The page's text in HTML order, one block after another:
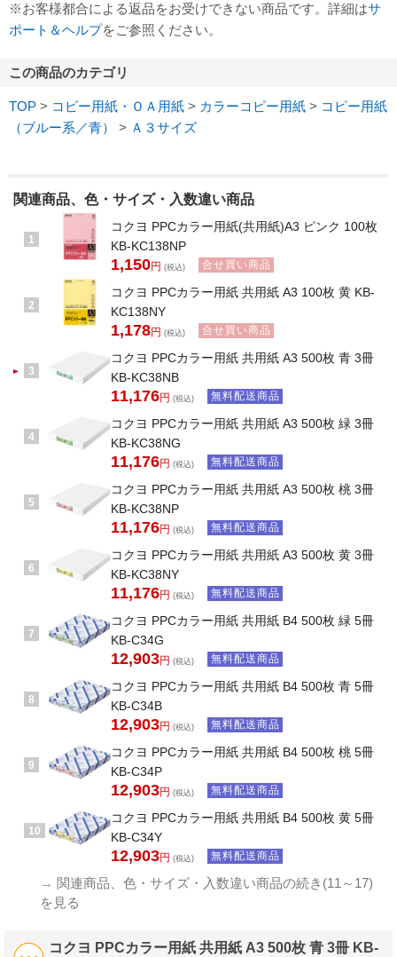
※お客様都合による返品をお受けできない商品です。詳細はサ
ポート＆ヘルプをご参照ください。
この商品のカテゴリ
TOP > コピー用紙・ＯＡ用紙 > カラーコピー用紙 > コピー用紙
（ブルー系／青）
> Ａ３サイズ
関連商品、色・サイズ・入数違い商品
1
コクヨ PPCカラー用紙(共用紙)A3 ピンク 100枚
KB-KC138NP
1,150円 (税込) 合せ買い商品
2
コクヨ PPCカラー用紙 共用紙 A3 100枚 黄 KB-
KC138NY
1,178円 (税込) 合せ買い商品
3
コクヨ PPCカラー用紙 共用紙 A3 500枚 青 3冊
KB-KC38NB
11,176円 (税込) 無料配送商品
4
コクヨ PPCカラー用紙 共用紙 A3 500枚 緑 3冊
KB-KC38NG
11,176円 (税込) 無料配送商品
5
コクヨ PPCカラー用紙 共用紙 A3 500枚 桃 3冊
KB-KC38NP
11,176円 (税込) 無料配送商品
6
コクヨ PPCカラー用紙 共用紙 A3 500枚 黄 3冊
KB-KC38NY
11,176円 (税込) 無料配送商品
7
コクヨ PPCカラー用紙 共用紙 B4 500枚 緑 5冊
KB-C34G
12,903円 (税込) 無料配送商品
8
コクヨ PPCカラー用紙 共用紙 B4 500枚 青 5冊
KB-C34B
12,903円 (税込) 無料配送商品
9
コクヨ PPCカラー用紙 共用紙 B4 500枚 桃 5冊
KB-C34P
12,903円 (税込) 無料配送商品
10
コクヨ PPCカラー用紙 共用紙 B4 500枚 黄 5冊
KB-C34Y
12,903円 (税込) 無料配送商品
→ 関連商品、色・サイズ・入数違い商品の続き(11～17)
を見る
コクヨ PPCカラー用紙 共用紙 A3 500枚 青 3冊 KB-